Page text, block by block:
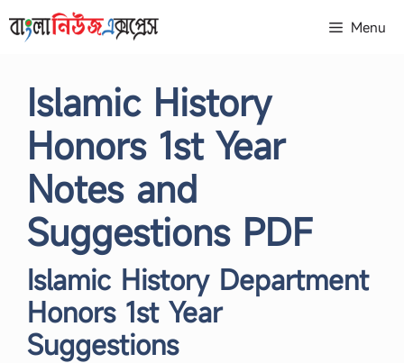
to
Menu
Islamic History
Honors 1st Year
Notes and
Suggestions PDF
Islamic History Department
Honors 1st Year
Suggestions